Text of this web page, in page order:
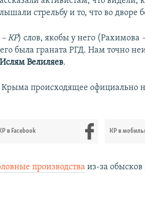
стрельбу и то, что во дворе
– КР) слов, якобы у него (Рахимова
была граната РГД. Нам точно
Ислям Велиляев.
происходящее официально
в Facebook КР в
производства из-за